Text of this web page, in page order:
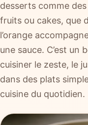
desserts comme
fruits ou cakes, que
l’orange
une sauce. C’est
cuisiner le zeste, le
dans des plats
cuisine du quotidien.